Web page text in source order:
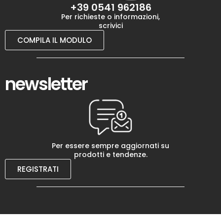
+39 0541 962186
Per richieste o informazioni,
scrivici
COMPILA IL MODULO
newsletter
Per essere sempre aggiornati su
prodotti e tendenze.
REGISTRATI